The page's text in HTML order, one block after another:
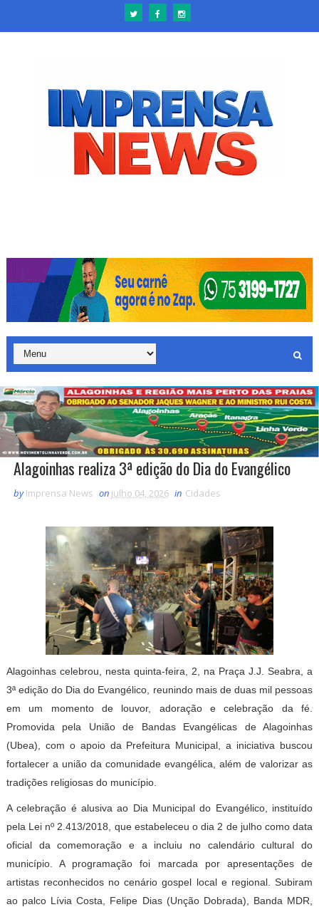
Alagoinhas realiza 3ª edição do Dia do Evangélico
by Imprensa News on julho 04, 2026 in Cidades
Alagoinhas celebrou, nesta quinta-feira, 2, na Praça J.J. Seabra, a
3ª edição do Dia do Evangélico, reunindo mais de duas mil pessoas
em um momento de louvor, adoração e celebração da fé.
Promovida pela União de Bandas Evangélicas de Alagoinhas
(Ubea), com o apoio da Prefeitura Municipal, a iniciativa buscou
fortalecer a união da comunidade evangélica, além de valorizar as
tradições religiosas do município.
A celebração é alusiva ao Dia Municipal do Evangélico, instituído
pela Lei nº 2.413/2018, que estabeleceu o dia 2 de julho como data
oficial da comemoração e a incluiu no calendário cultural do
município. A programação foi marcada por apresentações de
artistas reconhecidos no cenário gospel local e regional. Subiram
ao palco Lívia Costa, Felipe Dias (Unção Dobrada), Banda MDR,